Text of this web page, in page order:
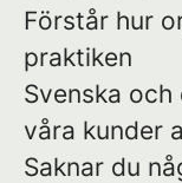
Förstår hur
praktiken
Svenska
våra kunder
Saknar du